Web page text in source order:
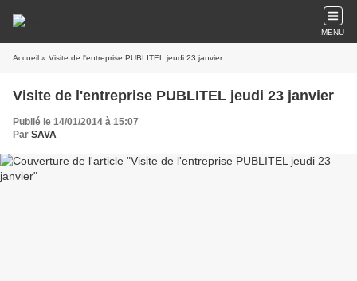
MENU
Accueil » Visite de l'entreprise PUBLITEL jeudi 23 janvier
Visite de l'entreprise PUBLITEL jeudi 23 janvier
Publié le 14/01/2014 à 15:07
Par SAVA